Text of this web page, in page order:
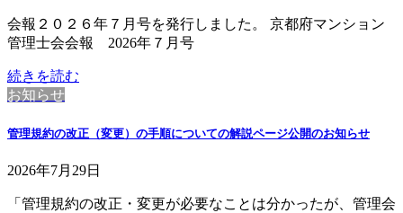
会報２０２６年７月号を発行しました。 京都府マンション
管理士会会報 2026年７月号
続きを読む
お知らせ
管理規約の改正（変更）の手順についての解説ページ公開のお知らせ
2026年7月29日
「管理規約の改正・変更が必要なことは分かったが、管理会